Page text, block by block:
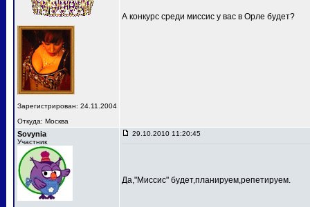
Зарегистрирован: 24.11.2004
Откуда: Москва
А конкурс среди миссис у вас в Орле будет?
Sovynia
Участник
29.10.2010 11:20:45
Да,"Миссис" будет,планируем,репетируем.